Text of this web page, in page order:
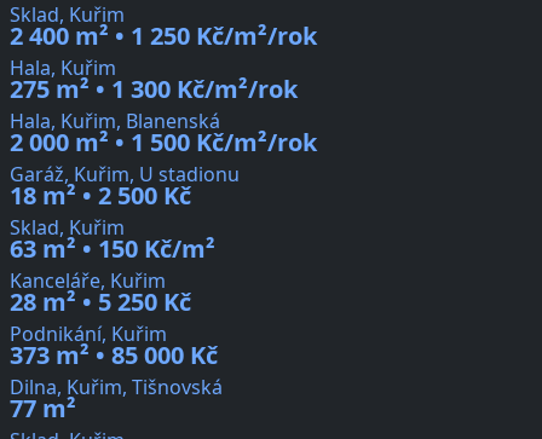
Sklad, Kuřim
2 400 m² • 1 250 Kč/m²/rok
Hala, Kuřim
275 m² • 1 300 Kč/m²/rok
Hala, Kuřim, Blanenská
2 000 m² • 1 500 Kč/m²/rok
Garáž, Kuřim, U stadionu
18 m² • 2 500 Kč
Sklad, Kuřim
63 m² • 150 Kč/m²
Kanceláře, Kuřim
28 m² • 5 250 Kč
Podnikání, Kuřim
373 m² • 85 000 Kč
Dilna, Kuřim, Tišnovská
77 m²